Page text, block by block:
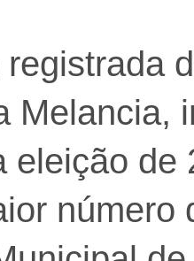
Melancia,
eleição de
número